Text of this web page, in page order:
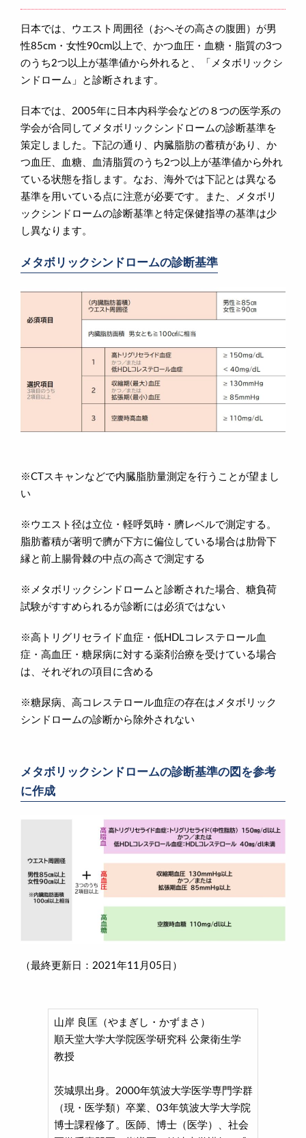
日本では、ウエスト周囲径（おへその高さの腹囲）が男
性85cm・女性90cm以上で、かつ血圧・血糖・脂質の3つ
のうち2つ以上が基準値から外れると、「メタボリックシ
ンドローム」と診断されます。
日本では、2005年に日本内科学会などの８つの医学系の
学会が合同してメタボリックシンドロームの診断基準を
策定しました。下記の通り、内臓脂肪の蓄積があり、か
つ血圧、血糖、血清脂質のうち2つ以上が基準値から外れ
ている状態を指します。なお、海外では下記とは異なる
基準を用いている点に注意が必要です。また、メタボリ
ックシンドロームの診断基準と特定保健指導の基準は少
し異なります。
メタボリックシンドロームの診断基準
※CTスキャンなどで内臓脂肪量測定を行うことが望まし
い
※ウエスト径は立位・軽呼気時・臍レベルで測定する。
脂肪蓄積が著明で臍が下方に偏位している場合は肋骨下
縁と前上腸骨棘の中点の高さで測定する
※メタボリックシンドロームと診断された場合、糖負荷
試験がすすめられるが診断には必須ではない
※高トリグリセライド血症・低HDLコレステロール血
症・高血圧・糖尿病に対する薬剤治療を受けている場合
は、それぞれの項目に含める
※糖尿病、高コレステロール血症の存在はメタボリック
シンドロームの診断から除外されない
メタボリックシンドロームの診断基準の図を参考
に作成
（最終更新日：2021年11月05日）
山岸 良匡（やまぎし・かずまさ）
順天堂大学大学院医学研究科 公衆衛生学
教授
茨城県出身。2000年筑波大学医学専門学群
（現・医学類）卒業、03年筑波大学大学院
博士課程修了。医師、博士（医学）、社会